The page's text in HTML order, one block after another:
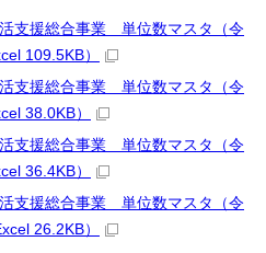
支援総合事業 単位数マスタ（令
109.5KB）
支援総合事業 単位数マスタ（令
38.0KB）
支援総合事業 単位数マスタ（令
36.4KB）
支援総合事業 単位数マスタ（令
26.2KB）